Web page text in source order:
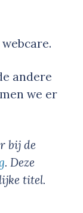
andere
we er
bij de
. Deze
titel.